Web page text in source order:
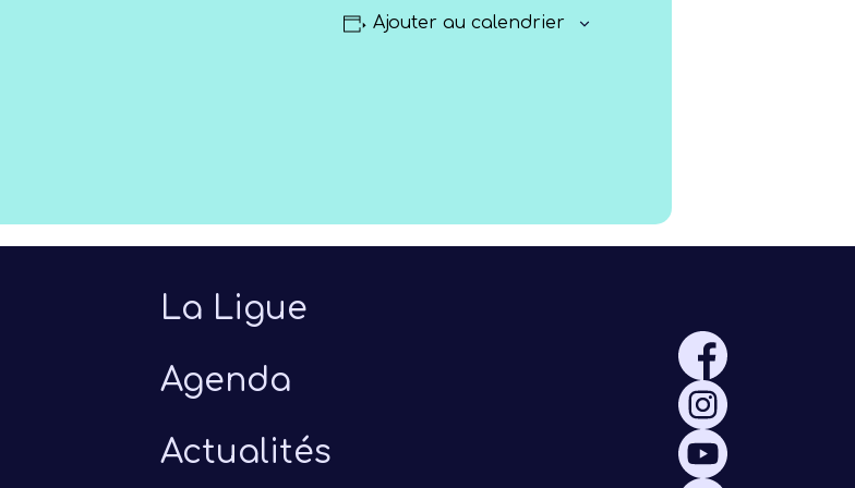
Rayonner
Ajouter au calendrier
La Ligue
Agenda
Actualités